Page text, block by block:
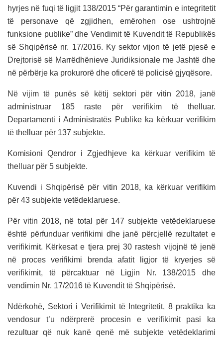
hyrjes në fuqi të ligjit 138/2015 “Për garantimin e integritetit
të personave që zgjidhen, emërohen ose ushtrojnë
funksione publike” dhe Vendimit të Kuvendit të Republikës
së Shqipërisë nr. 17/2016. Ky sektor vijon të jetë pjesë e
Drejtorisë së Marrëdhënieve Juridiksionale me Jashtë dhe
në përbërje ka prokurorë dhe oficerë të policisë gjyqësore.
Në vijim të punës së këtij sektori për vitin 2018, janë
administruar 185 raste për verifikim të thelluar.
Departamenti i Administratës Publike ka kërkuar verifikim
të thelluar për 137 subjekte.
Komisioni Qendror i Zgjedhjeve ka kërkuar verifikim të
thelluar për 5 subjekte.
Kuvendi i Shqipërisë për vitin 2018, ka kërkuar verifikim
për 43 subjekte vetëdeklaruese.
Për vitin 2018, në total për 147 subjekte vetëdeklaruese
është përfunduar verifikimi dhe janë përcjellë rezultatet e
verifikimit. Kërkesat e tjera prej 30 rastesh vijojnë të jenë
në proces verifikimi brenda afatit ligjor të kryerjes së
verifikimit, të përcaktuar në Ligjin Nr. 138/2015 dhe
vendimin Nr. 17/2016 të Kuvendit të Shqipërisë.
Ndërkohë, Sektori i Verifikimit të Integritetit, 8 praktika ka
vendosur t’u ndërprerë procesin e verifikimit pasi ka
rezultuar që nuk kanë qenë më subjekte vetëdeklarimi